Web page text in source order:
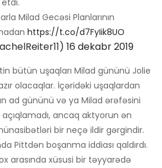
etdi.
Milad Gecəsi Planlarının
https://t.co/d7FyIik8UO
16 dekabr 2019
bütün uşaqları Milad gününü Jolie
olacaqlar. İçəridəki uşaqlardan
ad gününü və ya Milad ərəfəsini
ancaq aktyorun ən
bir neçə ildir gərgindir.
Pittdən boşanma iddiası qaldırdı.
arasında xüsusi bir təyyarədə